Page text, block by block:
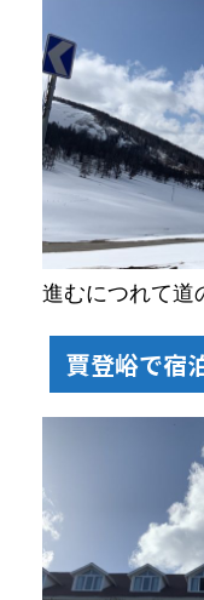
進むにつれて道
賈登峪で宿